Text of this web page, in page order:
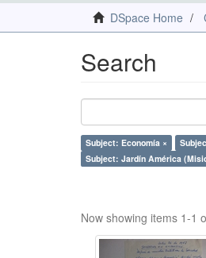
DSpace Home
Search
Subject: Economía ×
Subject: Jardín América
Now showing items 1-1